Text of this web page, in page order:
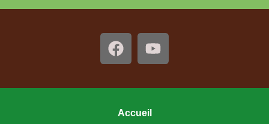
Accueil